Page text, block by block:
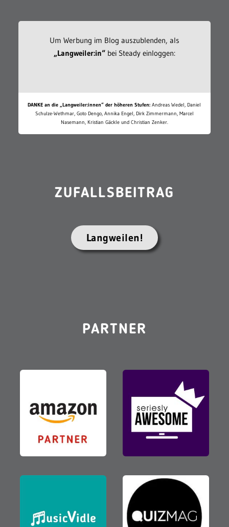
Um Werbung im Blog auszublenden, als
„Langweiler:in“bei Steady einloggen:
DANKE an die „Langweiler:innen“ der höheren Stufen: Andreas Wedel, Daniel
Schulze-Wethmar, Goto Dengo, Annika Engel, Dirk Zimmermann, Marcel
Nasemann, Kristian Gäckle und Christian Zenker.
ZUFALLSBEITRAG
Langweilen!
PARTNER